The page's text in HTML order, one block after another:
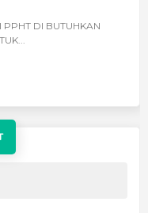
PPHT DI BUTUHKAN